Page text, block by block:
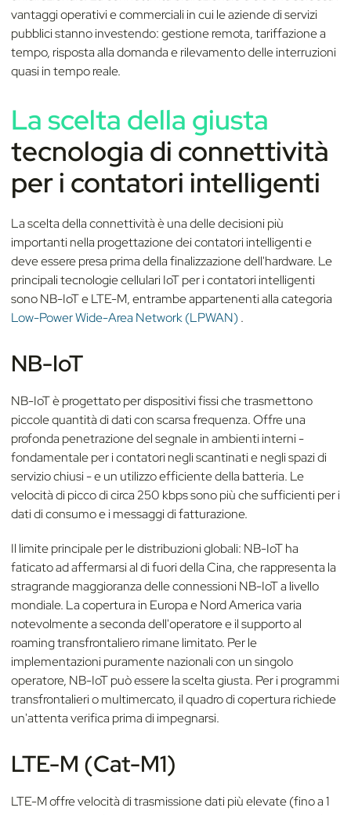
vantaggi operativi e commerciali in cui le aziende di servizi
pubblici stanno investendo: gestione remota, tariffazione a
tempo, risposta alla domanda e rilevamento delle interruzioni
quasi in tempo reale.
La scelta della giusta
tecnologia di connettività
per i contatori intelligenti
La scelta della connettività è una delle decisioni più
importanti nella progettazione dei contatori intelligenti e
deve essere presa prima della finalizzazione dell'hardware. Le
principali tecnologie cellulari IoT per i contatori intelligenti
sono NB-IoT e LTE-M, entrambe appartenenti alla categoria
Low-Power Wide-Area Network (LPWAN) .
NB-IoT
NB-IoT è progettato per dispositivi fissi che trasmettono
piccole quantità di dati con scarsa frequenza. Offre una
profonda penetrazione del segnale in ambienti interni -
fondamentale per i contatori negli scantinati e negli spazi di
servizio chiusi - e un utilizzo efficiente della batteria. Le
velocità di picco di circa 250 kbps sono più che sufficienti per i
dati di consumo e i messaggi di fatturazione.
Il limite principale per le distribuzioni globali: NB-IoT ha
faticato ad affermarsi al di fuori della Cina, che rappresenta la
stragrande maggioranza delle connessioni NB-IoT a livello
mondiale. La copertura in Europa e Nord America varia
notevolmente a seconda dell'operatore e il supporto al
roaming transfrontaliero rimane limitato. Per le
implementazioni puramente nazionali con un singolo
operatore, NB-IoT può essere la scelta giusta. Per i programmi
transfrontalieri o multimercato, il quadro di copertura richiede
un'attenta verifica prima di impegnarsi.
LTE-M (Cat-M1)
LTE-M offre velocità di trasmissione dati più elevate (fino a 1